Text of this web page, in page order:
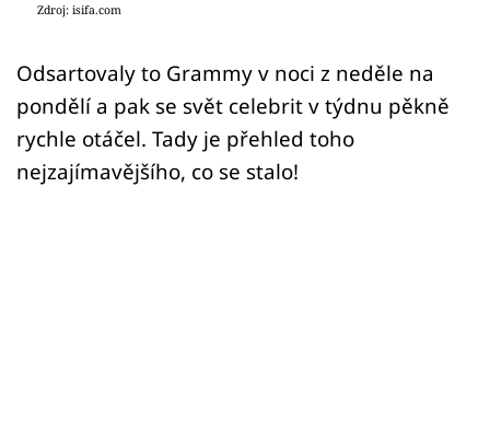
Zdroj: isifa.com
Odsartovaly to Grammy v noci z neděle na
pondělí a pak se svět celebrit v týdnu pěkně
rychle otáčel. Tady je přehled toho
nejzajímavějšího, co se stalo!